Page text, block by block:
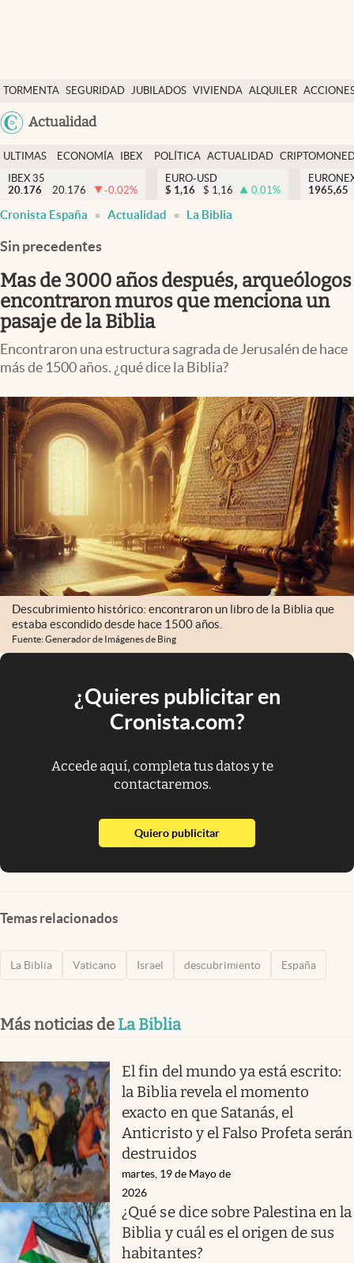
TORMENTA SEGURIDAD JUBILADOS VIVIENDA ALQUILER
USA
Actualidad
Economía y finanzas
Política
Actualidad
Criptomonedas
España
ULTIMAS
NOTICIAS
ECONOMÍA
FINANZAS
IBEX
EURO
POLÍTICA ACTUALIDAD
IBEX 35
20.176
20.176 -0.02%
EURO-USD
$ 1,16 $ 1,16 0.01%
1965,65
Cronista España Actualidad La Biblia
Sin precedentes
Mas de 3000 años después, arqueólogos
encontraron muros que menciona un
pasaje de la Biblia
Encontraron una estructura sagrada de Jerusalén de hace
más de 1500 años. ¿qué dice la Biblia?
Descubrimiento histórico: encontraron un libro de la Biblia que
estaba escondido desde hace 1500 años.
Fuente: Generador de Imágenes de Bing
¿Quieres publicitar en
Cronista.com?
Accede aquí, completa tus datos y te
contactaremos.
Quiero publicitarabre en nueva pestaña
Temas relacionados
La Biblia Vaticano Israel descubrimiento España
Más noticias de La Biblia
El fin del mundo ya está escrito:
la Biblia revela el momento
exacto en que Satanás, el
Anticristo y el Falso Profeta serán
destruidos
martes, 19 de Mayo de
2026
¿Qué se dice sobre Palestina en la
Biblia y cuál es el origen de sus
habitantes?